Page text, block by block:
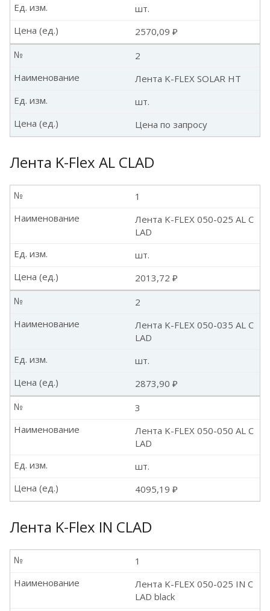
шт.
Ед. изм.
2570,09 ₽
Цена (ед.)
2
№
Лента K-FLEX SOLAR HT
Наименование
шт.
Ед. изм.
Цена по запросу
Цена (ед.)
Лента K-Flex AL CLAD
1
№
Лента K-FLEX 050-025 AL C
LAD
Наименование
шт.
Ед. изм.
2013,72 ₽
Цена (ед.)
2
№
Лента K-FLEX 050-035 AL C
LAD
Наименование
шт.
Ед. изм.
2873,90 ₽
Цена (ед.)
3
№
Лента K-FLEX 050-050 AL C
LAD
Наименование
шт.
Ед. изм.
4095,19 ₽
Цена (ед.)
Лента K-Flex IN CLAD
1
№
Лента K-FLEX 050-025 IN C
LAD black
Наименование